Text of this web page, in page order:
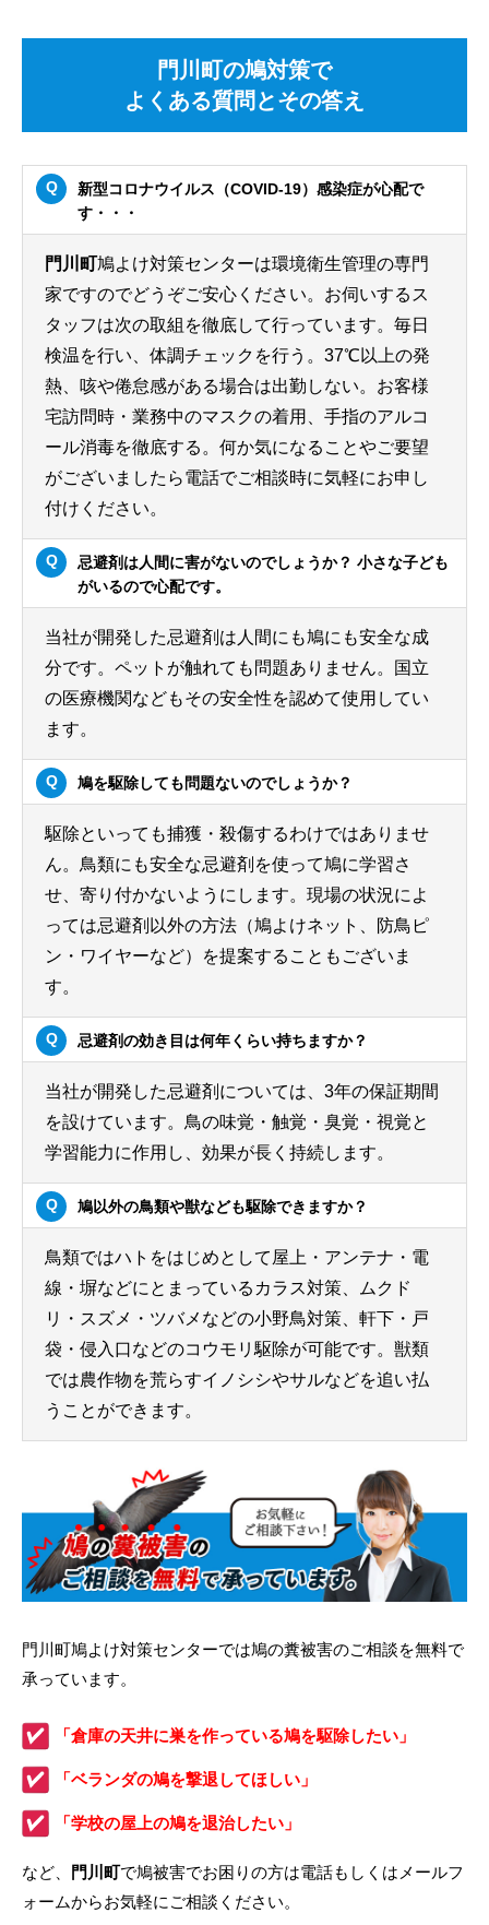
門川町の鳩対策で
よくある質問とその答え
新型コロナウイルス（COVID-19）感染症が心配で
す・・・
門川町鳩よけ対策センターは環境衛生管理の専門
家ですのでどうぞご安心ください。お伺いするス
タッフは次の取組を徹底して行っています。毎日
検温を行い、体調チェックを行う。37℃以上の発
熱、咳や倦怠感がある場合は出勤しない。お客様
宅訪問時・業務中のマスクの着用、手指のアルコ
ール消毒を徹底する。何か気になることやご要望
がございましたら電話でご相談時に気軽にお申し
付けください。
忌避剤は人間に害がないのでしょうか？ 小さな子ども
がいるので心配です。
当社が開発した忌避剤は人間にも鳩にも安全な成
分です。ペットが触れても問題ありません。国立
の医療機関などもその安全性を認めて使用してい
ます。
鳩を駆除しても問題ないのでしょうか？
駆除といっても捕獲・殺傷するわけではありませ
ん。鳥類にも安全な忌避剤を使って鳩に学習さ
せ、寄り付かないようにします。現場の状況によ
っては忌避剤以外の方法（鳩よけネット、防鳥ピ
ン・ワイヤーなど）を提案することもございま
す。
忌避剤の効き目は何年くらい持ちますか？
当社が開発した忌避剤については、3年の保証期間
を設けています。鳥の味覚・触覚・臭覚・視覚と
学習能力に作用し、効果が長く持続します。
鳩以外の鳥類や獣なども駆除できますか？
鳥類ではハトをはじめとして屋上・アンテナ・電
線・塀などにとまっているカラス対策、ムクド
リ・スズメ・ツバメなどの小野鳥対策、軒下・戸
袋・侵入口などのコウモリ駆除が可能です。獣類
では農作物を荒らすイノシシやサルなどを追い払
うことができます。
門川町鳩よけ対策センターでは鳩の糞被害のご相談を無料で
承っています。
「倉庫の天井に巣を作っている鳩を駆除したい」
「ベランダの鳩を撃退してほしい」
「学校の屋上の鳩を退治したい」
など、 門川町で鳩被害でお困りの方は電話もしくはメールフ
ォームからお気軽にご相談ください。